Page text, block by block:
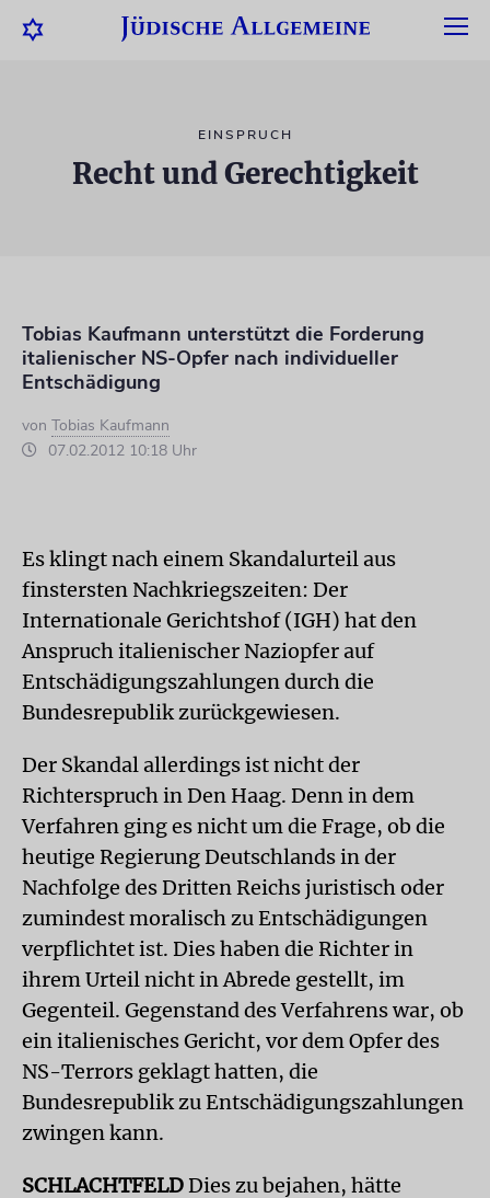
EINSPRUCH
Recht und Gerechtigkeit
Tobias Kaufmann unterstützt die Forderung
italienischer NS-Opfer nach individueller
Entschädigung
von Tobias Kaufmann
07.02.2012 10:18 Uhr
Es klingt nach einem Skandalurteil aus
finstersten Nachkriegszeiten: Der
Internationale Gerichtshof (IGH) hat den
Anspruch italienischer Naziopfer auf
Entschädigungszahlungen durch die
Bundesrepublik zurückgewiesen.
Der Skandal allerdings ist nicht der
Richterspruch in Den Haag. Denn in dem
Verfahren ging es nicht um die Frage, ob die
heutige Regierung Deutschlands in der
Nachfolge des Dritten Reichs juristisch oder
zumindest moralisch zu Entschädigungen
verpflichtet ist. Dies haben die Richter in
ihrem Urteil nicht in Abrede gestellt, im
Gegenteil. Gegenstand des Verfahrens war, ob
ein italienisches Gericht, vor dem Opfer des
NS-Terrors geklagt hatten, die
Bundesrepublik zu Entschädigungszahlungen
zwingen kann.
SCHLACHTFELDDies zu bejahen, hätte